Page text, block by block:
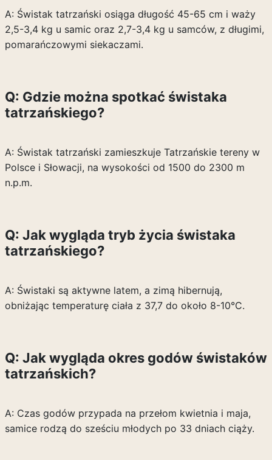
A: Świstak tatrzański osiąga długość 45-65 cm i waży
2,5-3,4 kg u samic oraz 2,7-3,4 kg u samców, z długimi,
pomarańczowymi siekaczami.
Q: Gdzie można spotkać świstaka
tatrzańskiego?
A: Świstak tatrzański zamieszkuje Tatrzańskie tereny w
Polsce i Słowacji, na wysokości od 1500 do 2300 m
n.p.m.
Q: Jak wygląda tryb życia świstaka
tatrzańskiego?
A: Świstaki są aktywne latem, a zimą hibernują,
obniżając temperaturę ciała z 37,7 do około 8-10°C.
Q: Jak wygląda okres godów świstaków
tatrzańskich?
A: Czas godów przypada na przełom kwietnia i maja,
samice rodzą do sześciu młodych po 33 dniach ciąży.